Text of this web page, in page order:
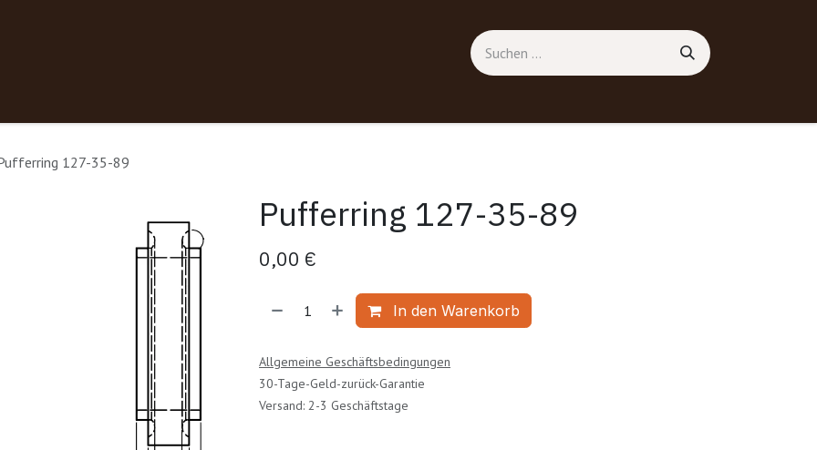
127-35-89
Pufferring 127-35-89
0,00 €
In den Warenkorb
Allgemeine Geschäftsbedingungen
30-Tage-Geld-zurück-Garantie
Versand: 2-3 Geschäftstage